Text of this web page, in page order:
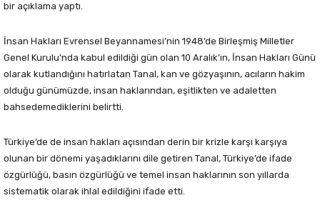
bir açıklama yaptı.
İnsan Hakları Evrensel Beyannamesi’nin 1948’de Birleşmiş Milletler
Genel Kurulu’nda kabul edildiği gün olan 10 Aralık’ın, İnsan Hakları Günü
olarak kutlandığını hatırlatan Tanal, kan ve gözyaşının, acıların hakim
olduğu günümüzde, insan haklarından, eşitlikten ve adaletten
bahsedemediklerini belirtti.
Türkiye’de de insan hakları açısından derin bir krizle karşı karşıya
olunan bir dönemi yaşadıklarını dile getiren Tanal, Türkiye’de ifade
özgürlüğü, basın özgürlüğü ve temel insan haklarının son yıllarda
sistematik olarak ihlal edildiğini ifade etti.